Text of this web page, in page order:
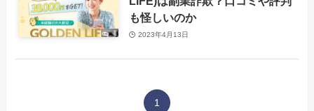
も怪しいのか
2023年4月13日
1